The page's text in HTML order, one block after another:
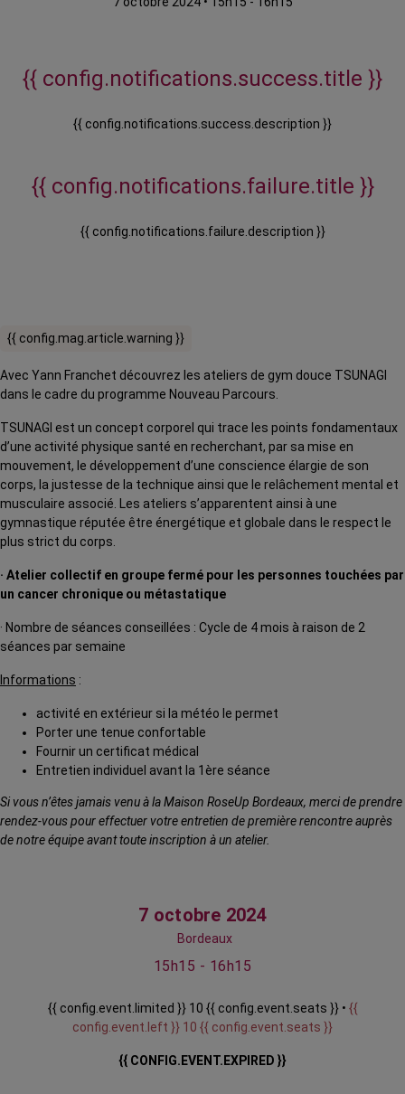
{{ config.notifications.success.title }}
{{ config.notifications.success.description }}
{{ config.notifications.failure.title }}
{{ config.notifications.failure.description }}
{{ config.mag.article.warning }}
Avec Yann Franchet découvrez les ateliers de gym douce TSUNAGI
dans le cadre du programme Nouveau Parcours.
TSUNAGI est un concept corporel qui trace les points fondamentaux
d’une activité physique santé en recherchant, par sa mise en
mouvement, le développement d’une conscience élargie de son
corps, la justesse de la technique ainsi que le relâchement mental et
musculaire associé. Les ateliers s’apparentent ainsi à une
gymnastique réputée être énergétique et globale dans le respect le
plus strict du corps.
· Atelier collectif en groupe fermé pour les personnes touchées par
un cancer chronique ou métastatique
· Nombre de séances conseillées : Cycle de 4 mois à raison de 2
séances par semaine
Informations :
activité en extérieur si la météo le permet
Porter une tenue confortable
Fournir un certificat médical
Entretien individuel avant la 1ère séance
Si vous n’êtes jamais venu à la Maison RoseUp Bordeaux, merci de prendre
rendez-vous pour effectuer votre entretien de première rencontre auprès
de notre équipe avant toute inscription à un atelier.
7 octobre 2024
Bordeaux
15h15 - 16h15
{{ config.event.limited }} 10 {{ config.event.seats }} • {{
config.event.left }} 10 {{ config.event.seats }}
{{ CONFIG.EVENT.EXPIRED }}